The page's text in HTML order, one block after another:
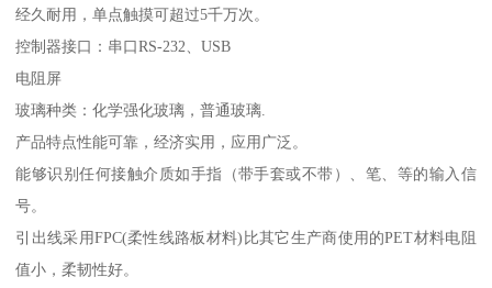
经久耐用，单点触摸可超过5千万次。
控制器接口：串口RS-232、USB
电阻屏
玻璃种类：化学强化玻璃，普通玻璃.
产品特点性能可靠，经济实用，应用广泛。
能够识别任何接触介质如手指（带手套或不带）、笔、等的输入信
号。
引出线采用FPC(柔性线路板材料)比其它生产商使用的PET材料电阻
值小，柔韧性好。